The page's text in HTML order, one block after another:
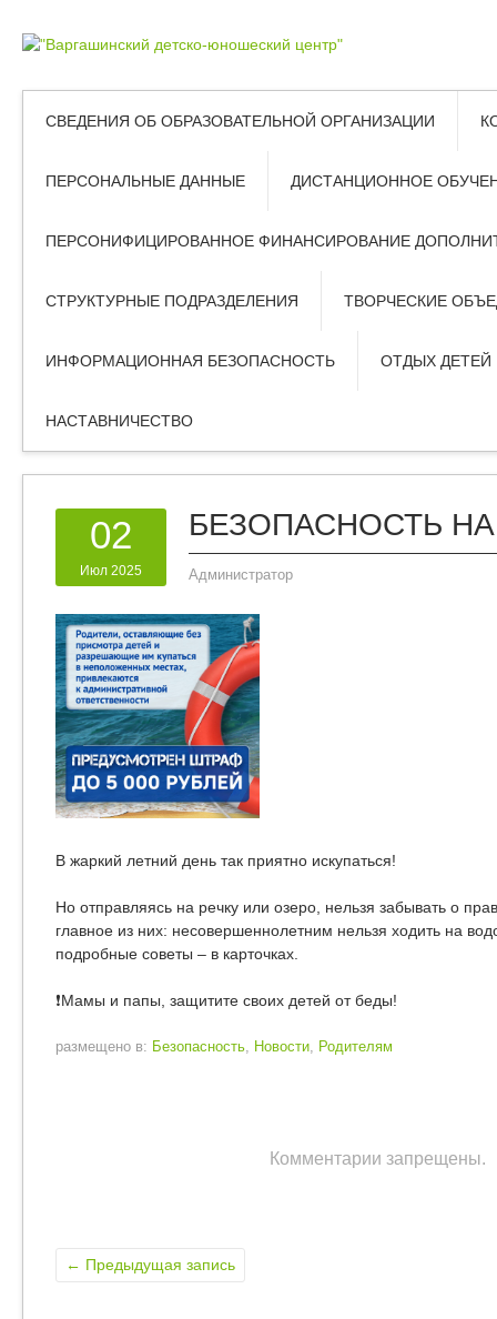
СВЕДЕНИЯ ОБ ОБРАЗОВАТЕЛЬНОЙ ОРГАНИЗАЦИИ
ПЕРСОНАЛЬНЫЕ ДАННЫЕ ДИСТАНЦИОННОЕ
ПЕРСОНИФИЦИРОВАННОЕ ФИНАНСИРОВАНИЕ
СТРУКТУРНЫЕ ПОДРАЗДЕЛЕНИЯ ТВОРЧЕСКИЕ
ИНФОРМАЦИОННАЯ БЕЗОПАСНОСТЬ ОТДЫХ ДЕТЕЙ
НАСТАВНИЧЕСТВО
02
Июл 2025
БЕЗОПАСНОСТЬ
Администратор
В жаркий летний день так приятно искупаться!
Но отправляясь на речку или озеро, нельзя забывать о
главное из них: несовершеннолетним нельзя ходить на
подробные советы – в карточках.
❗Мамы и папы, защитите своих детей от беды!
размещено в: Безопасность, Новости, Родителям
Комментарии запрещены.
← Предыдущая запись